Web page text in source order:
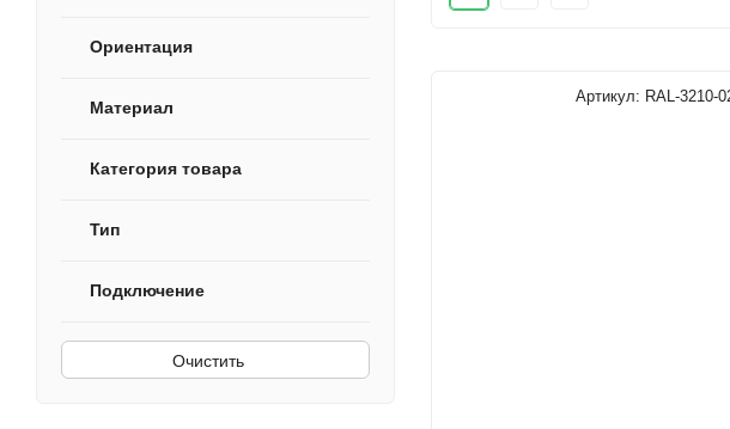
Ориентация
Материал
Категория товара
Тип
Подключение
Очистить
Артикул: RAL-3210-